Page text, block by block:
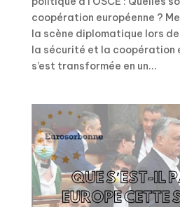
coopération européenne ?
la scène diplomatique lors
la sécurité et la coopération
s’est transformée en un...